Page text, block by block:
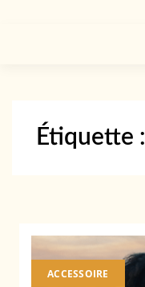
Étiquette :
ACCESSOIRE